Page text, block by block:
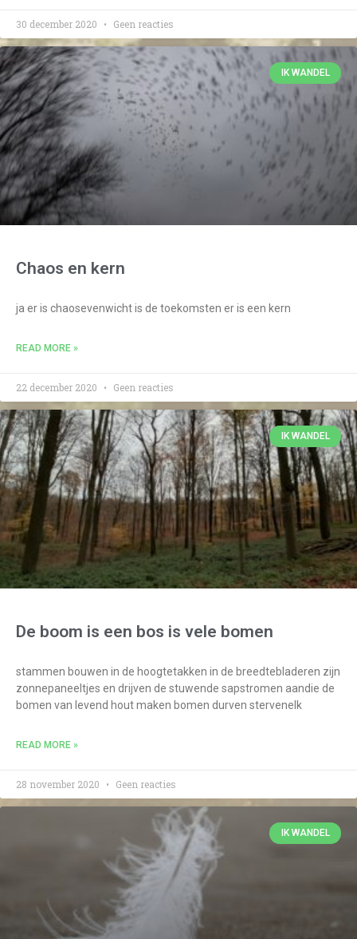
30 december 2020 Geen reacties
IK WANDEL
Chaos en kern
ja er is chaosevenwicht is de toekomsten er is een kern
READ MORE »
22 december 2020 Geen reacties
IK WANDEL
De boom is een bos is vele bomen
stammen bouwen in de hoogtetakken in de breedtebladeren zijn
zonnepaneeltjes en drijven de stuwende sapstromen aandie de
bomen van levend hout maken bomen durven stervenelk
READ MORE »
28 november 2020 Geen reacties
IK WANDEL